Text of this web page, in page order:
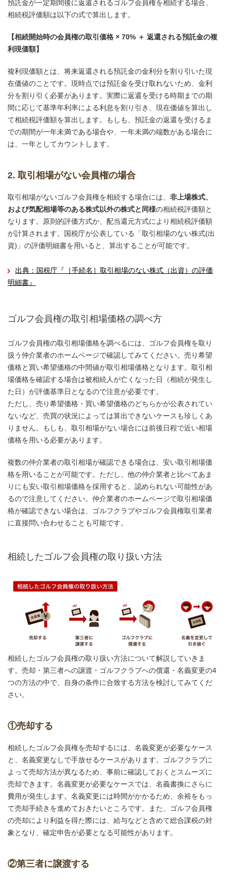
預託金が一定期間後に返還されるゴルフ会員権を相続する場合、
相続税評価額は以下の式で算出します。
【相続開始時の会員権の取引価格 × 70% ＋ 返還される預託金の複
利現価額】
複利現価額とは、将来返還される預託金の金利分を割り引いた現
在価値のことです。現時点では預託金を受け取れないため、金利
分を割り引く必要があります。実際に返還を受ける時期までの期
間に応じて基準年利率による利息を割り引き、現在価値を算出し
て相続税評価額を算出します。もしも、預託金の返還を受けるま
での期間が一年未満である場合や、一年未満の端数がある場合に
は、一年としてカウントします。
2. 取引相場がない会員権の場合
取引相場がないゴルフ会員権を相続する場合には、 非上場株式、
および気配相場等のある株式以外の株式と同様の相続税評価額と
なります。原則的評価方式か、配当還元方式により相続税評価額
が計算されます。国税庁が公表している「取引相場のない株式(出
資)」の評価明細書を用いると、算出することが可能です。
出典：国税庁『［手続名］取引相場のない株式（出資）の評価
明細書』
ゴルフ会員権の取引相場価格の調べ方
ゴルフ会員権の取引相場価格を調べるには、ゴルフ会員権を取り
扱う仲介業者のホームページで確認してみてください。売り希望
価格と買い希望価格の中間値が取引相場価格となります。取引相
場価格を確認する場合は被相続人が亡くなった日（相続が発生し
た日）が評価基準日となるので注意が必要です。
ただし、売り希望価格・買い希望価格のどちらかが公表されてい
ないなど、売買の状況によっては算出できないケースも珍しくあ
りません。もしも、取引相場がない場合には前後日程で近い相場
価格を用いる必要があります。
複数の仲介業者の取引相場が確認できる場合は、安い取引相場価
格を用いることが可能です。ただし、他の仲介業者と比べてあま
りにも安い取引相場価格を採用すると、認められない可能性があ
るので注意してください。仲介業者のホームページで取引相場価
格が確認できない場合は、ゴルフクラブやゴルフ会員権取引業者
に直接問い合わせることも可能です。
相続したゴルフ会員権の取り扱い方法
相続したゴルフ会員権の取り扱い方法について解説していきま
す。売却・第三者への譲渡・ゴルフクラブへの償還・名義変更の4
つの方法の中で、自身の条件に合致する方法を検討してみてくだ
さい。
①売却する
相続したゴルフ会員権を売却するには、名義変更が必要なケース
と、名義変更なしで手放せるケースがあります。ゴルフクラブに
よって売却方法が異なるため、事前に確認しておくとスムーズに
売却できます。名義変更が必要なケースでは、名義書換にさらに
費用が発生します。名義変更には時間がかかるため、余裕をもっ
て売却手続きを進めておきたいところです。また、ゴルフ会員権
の売却により利益を得た際には、給与などと含めて総合課税の対
象となり、確定申告が必要となる可能性があります。
②第三者に譲渡する